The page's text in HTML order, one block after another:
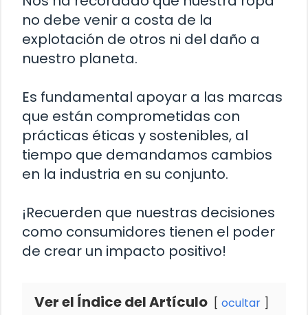
no debe venir a costa de la
explotación de otros ni del daño a
nuestro planeta.
Es fundamental apoyar a las marcas
que están comprometidas con
prácticas éticas y sostenibles, al
tiempo que demandamos cambios
en la industria en su conjunto.
¡Recuerden que nuestras decisiones
como consumidores tienen el poder
de crear un impacto positivo!
Ver el Índice del Artículo ocultar